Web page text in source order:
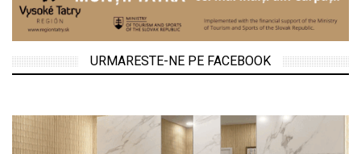
URMARESTE-NE PE FACEBOOK